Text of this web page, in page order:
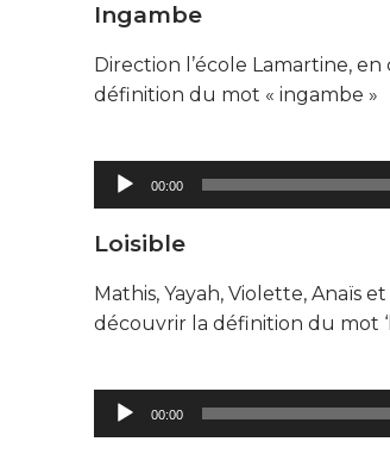
Ingambe
Direction l’école Lamartine,
définition du mot « ingambe »
Lecteur
audio
00:00
Loisible
Mathis, Yayah, Violette, Anaïs
découvrir la définition du mot
Lecteur
audio
00:00